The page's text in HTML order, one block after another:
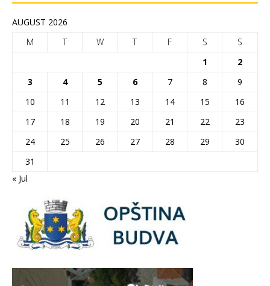
AUGUST 2026
M
T W T F S
S
1
2
3
4 5 6 7 8
9
10
11 12 13 14 15
16
17
18 19 20 21 22
23
24
25 26 27 28 29
30
31
« Jul